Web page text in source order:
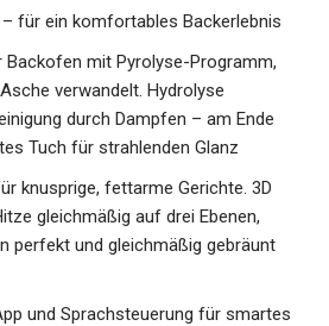
für ein komfortables Backerlebnis
Backofen mit Pyrolyse-Programm,
verwandelt. Hydrolyse
durch Dampfen – am Ende
Tuch für strahlenden Glanz
knusprige, fettarme Gerichte. 3D
gleichmäßig auf drei Ebenen,
perfekt und gleichmäßig gebräunt
und Sprachsteuerung für smartes